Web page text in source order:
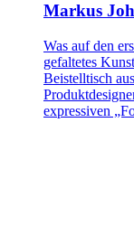
Markus
Was auf den
gefaltetes
Beistelltisch
expressiven